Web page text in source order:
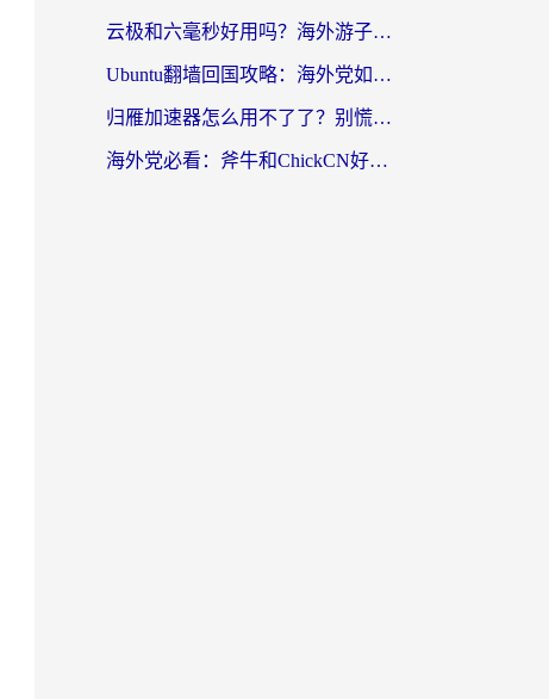
云极和六毫秒好用吗？海外游子解锁国内资源的真实答案
Ubuntu翻墙回国攻略：海外党如何选对加速器，无缝刷国内剧玩游戏？
归雁加速器怎么用不了了？别慌，这篇指南教你如何丝滑“回家”
海外党必看：斧牛和ChickCN好用吗？3款热门加速器实测+番茄加速器深度体验